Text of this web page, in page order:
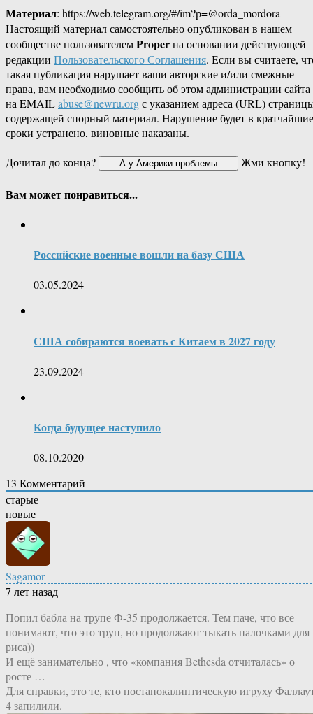
Материал: https://web.telegram.org/#/im?p=@orda_mordora
Настоящий материал самостоятельно опубликован в нашем
сообществе пользователемProperна основании действующей
редакции Пользовательского Соглашения. Если вы считаете,
такая публикация нарушает ваши авторские и/или смежные
права, вам необходимо сообщить об этом администрации сайта
на EMAILabuse@newru.orgс указанием адреса (URL)
содержащей спорный материал. Нарушение будет в кратчайшие
сроки устранено, виновные наказаны.
Дочитал до конца?
Жми кнопку!
Вам может понравиться...
Российские военные вошли на базу США
03.05.2024
США собираются воевать с Китаем в 2027 году
23.09.2024
Когда будущее наступило
08.10.2020
13 Комментарий
старые
новые
Sagamor
7 лет назад
Попил бабла на трупе Ф-35 продолжается. Тем паче, что все
понимают, что это труп, но продолжают тыкать палочками для
риса))
И ещё занимательно , что «компания Bethesda отчиталась» о
росте …
Для справки, это те, кто постапокалиптическую игруху
4 запилили.